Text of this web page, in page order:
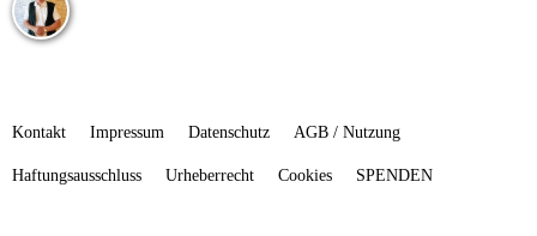
Kontakt Impressum Datenschutz AGB / Nutzung
Haftungsausschluss Urheberrecht Cookies SPENDEN